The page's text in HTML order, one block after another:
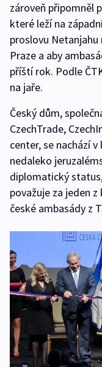
zároveň připomněl
které leží na
proslovu Netanjahu
Praze a aby
příští rok. Podle
na jaře.
Český dům,
CzechTrade,
center, se nachází
nedaleko
diplomatický
považuje za jeden
české ambasády z